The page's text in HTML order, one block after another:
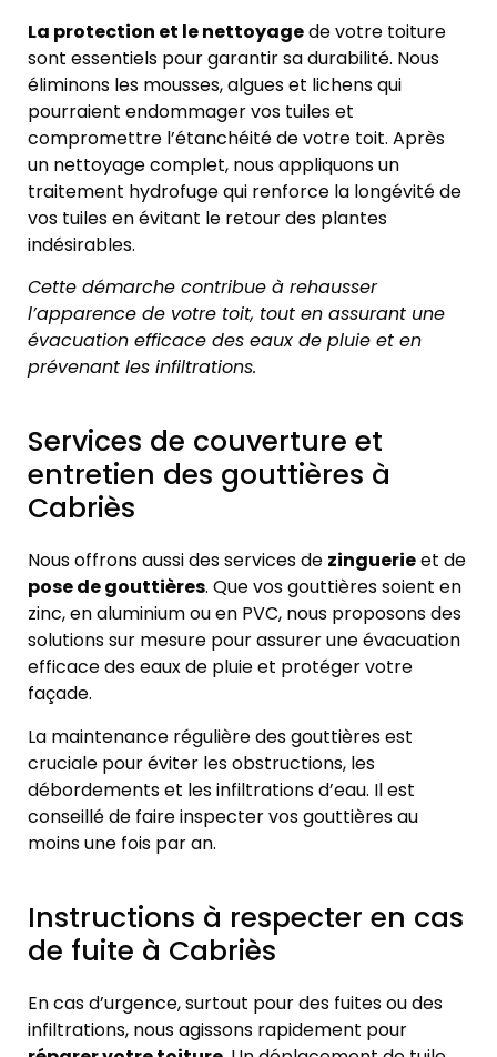
La protection et le nettoyagede votre toiture
sont essentiels pour garantir sa durabilité. Nous
éliminons les mousses, algues et lichens qui
pourraient endommager vos tuiles et
compromettre l’étanchéité de votre toit. Après
un nettoyage complet, nous appliquons un
traitement hydrofuge qui renforce la longévité de
vos tuiles en évitant le retour des plantes
indésirables.
Cette démarche contribue à rehausser
l’apparence de votre toit, tout en assurant une
évacuation efficace des eaux de pluie et en
prévenant les infiltrations.
Services de couverture et
entretien des gouttières à
Cabriès
Nous offrons aussi des services de zinguerieet de
pose de gouttières. Que vos gouttières soient en
zinc, en aluminium ou en PVC, nous proposons des
solutions sur mesure pour assurer une évacuation
efficace des eaux de pluie et protéger votre
façade.
La maintenance régulière des gouttières est
cruciale pour éviter les obstructions, les
débordements et les infiltrations d’eau. Il est
conseillé de faire inspecter vos gouttières au
moins une fois par an.
Instructions à respecter en cas
de fuite à Cabriès
En cas d’urgence, surtout pour des fuites ou des
infiltrations, nous agissons rapidement pour